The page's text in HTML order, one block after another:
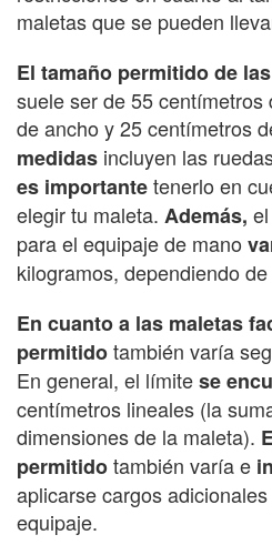
maletas que se pueden
El tamaño permitido de
suele ser de 55
de ancho y 25 centímetros
medidas incluyen las
es importantetenerlo en
elegir tu maleta. Además,
para el equipaje de mano
kilogramos, dependiendo
En cuanto a las maletas
permitidotambién varía
En general, el límitese
centímetros lineales (la
dimensiones de la maleta).
permitidotambién varía e
aplicarse cargos
equipaje.